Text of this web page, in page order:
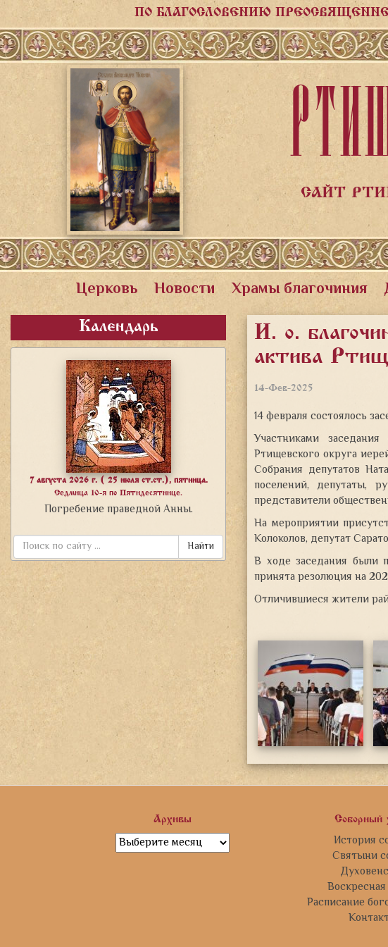
ПО БЛАГОСЛОВЕНИЮ
САЙТ
Церковь Новости Храмы благочиния
Календарь
7 августа 2026 г. ( 25 июля ст.ст.), пятница.
Седмица 10-я по Пятидесятнице.
Погребение праведной Анны.
Найти
И. о.
актива
14-Фев-2025
14 февраля состоялось
Участниками
Ртищевского округа
Собрания депутатов
поселений, депутаты,
представители
На мероприятии
Колоколов, депутат
В ходе заседания были
принята резолюция на
Отличившиеся жители
Архивы
Архивы
Соборный
История
Святыни
Расписание